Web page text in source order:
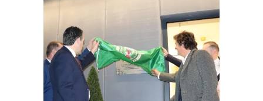
Ampliar